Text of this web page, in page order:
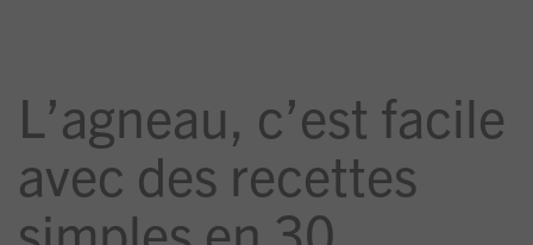
L’agneau, c’est facile
avec des recettes
simples en 30